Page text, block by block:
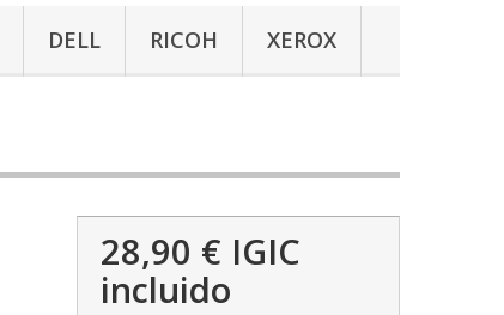
DELL RICOH XEROX
28,90 € IGIC
incluido